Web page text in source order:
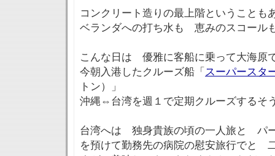
コンクリート造りの最上階ということも
ベランダへの打ち水も 恵みのスコー
こんな日は 優雅に客船に乗って大海原
今朝入港したクルーズ船「 スーパースタ
トン）」
沖縄⇔台湾を週１で定期クルーズするそ
台湾へは 独身貴族の頃の一人旅と パ
を預けて勤務先の病院の慰安旅行でと